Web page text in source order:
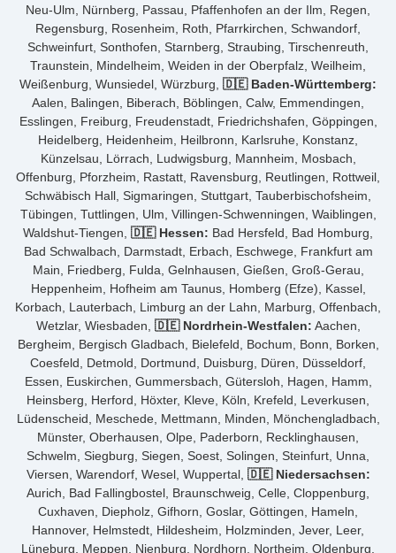
Neu-Ulm, Nürnberg, Passau, Pfaffenhofen an der Ilm, Regen,
Regensburg, Rosenheim, Roth, Pfarrkirchen, Schwandorf,
Schweinfurt, Sonthofen, Starnberg, Straubing, Tirschenreuth,
Traunstein, Mindelheim, Weiden in der Oberpfalz, Weilheim,
Weißenburg, Wunsiedel, Würzburg, 🇩🇪 Baden-Württemberg:
Aalen, Balingen, Biberach, Böblingen, Calw, Emmendingen,
Esslingen, Freiburg, Freudenstadt, Friedrichshafen, Göppingen,
Heidelberg, Heidenheim, Heilbronn, Karlsruhe, Konstanz,
Künzelsau, Lörrach, Ludwigsburg, Mannheim, Mosbach,
Offenburg, Pforzheim, Rastatt, Ravensburg, Reutlingen, Rottweil,
Schwäbisch Hall, Sigmaringen, Stuttgart, Tauberbischofsheim,
Tübingen, Tuttlingen, Ulm, Villingen-Schwenningen, Waiblingen,
Waldshut-Tiengen, 🇩🇪 Hessen: Bad Hersfeld, Bad Homburg,
Bad Schwalbach, Darmstadt, Erbach, Eschwege, Frankfurt am
Main, Friedberg, Fulda, Gelnhausen, Gießen, Groß-Gerau,
Heppenheim, Hofheim am Taunus, Homberg (Efze), Kassel,
Korbach, Lauterbach, Limburg an der Lahn, Marburg, Offenbach,
Wetzlar, Wiesbaden, 🇩🇪 Nordrhein-Westfalen: Aachen,
Bergheim, Bergisch Gladbach, Bielefeld, Bochum, Bonn, Borken,
Coesfeld, Detmold, Dortmund, Duisburg, Düren, Düsseldorf,
Essen, Euskirchen, Gummersbach, Gütersloh, Hagen, Hamm,
Heinsberg, Herford, Höxter, Kleve, Köln, Krefeld, Leverkusen,
Lüdenscheid, Meschede, Mettmann, Minden, Mönchengladbach,
Münster, Oberhausen, Olpe, Paderborn, Recklinghausen,
Schwelm, Siegburg, Siegen, Soest, Solingen, Steinfurt, Unna,
Viersen, Warendorf, Wesel, Wuppertal, 🇩🇪 Niedersachsen:
Aurich, Bad Fallingbostel, Braunschweig, Celle, Cloppenburg,
Cuxhaven, Diepholz, Gifhorn, Goslar, Göttingen, Hameln,
Hannover, Helmstedt, Hildesheim, Holzminden, Jever, Leer,
Lüneburg, Meppen, Nienburg, Nordhorn, Northeim, Oldenburg,